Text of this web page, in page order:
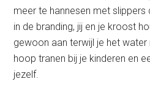
meer te hannesen met
in de branding, jij en je kroost
gewoon aan terwijl je het
hoop tranen bij je kinderen en
jezelf.